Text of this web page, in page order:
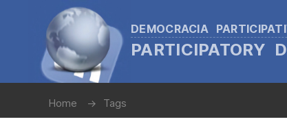
DEMOCRACIA
PARTICIPATORY
Home Tags